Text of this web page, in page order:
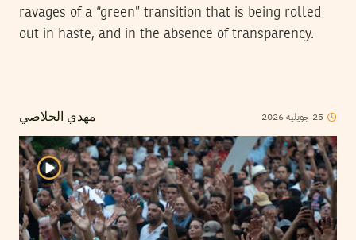
ravages of a “green” transition that is being rolled
out in haste, and in the absence of transparency.
مهدي الجلاصي 25 جويلية2026